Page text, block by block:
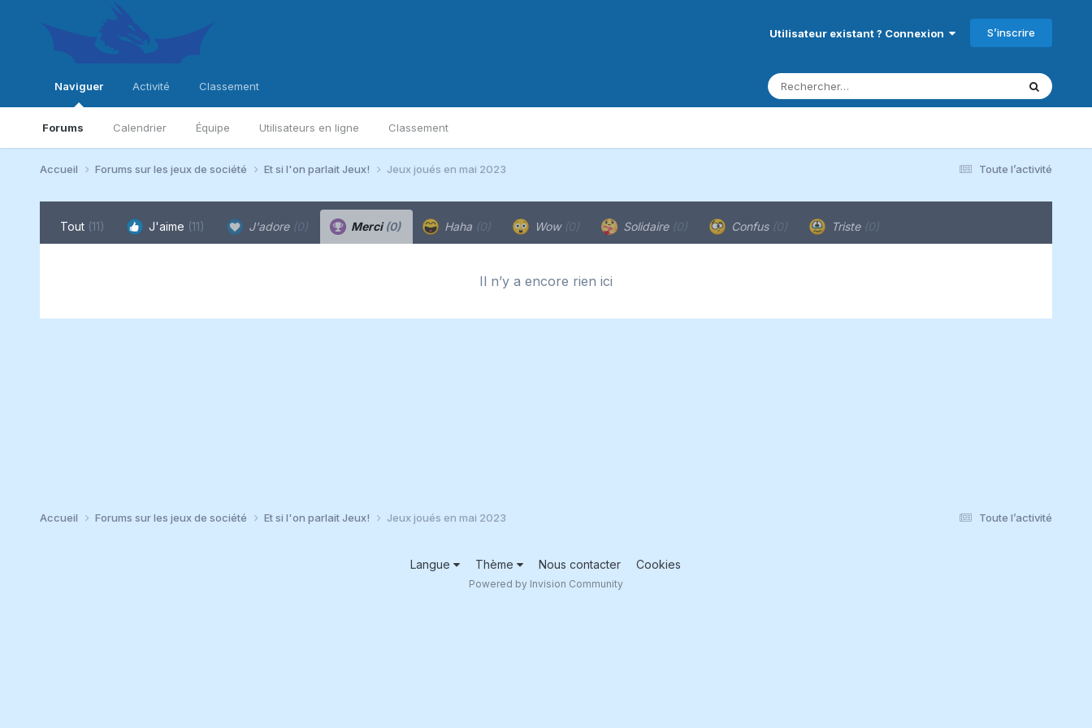
Utilisateur existant ? Connexion S’inscrire
Naviguer
Forums Calendrier Équipe Utilisateurs en ligne Classement
Activité Classement
Toute l’activité
Accueil Forums sur les jeux de société Et si l'on parlait Jeux! Jeux joués en mai 2023
Tout (11) J'aime (11) J'adore (0) Merci(0) Haha (0) Wow (0) Solidaire (0) Confus (0) Triste (0)
Il n’y a encore rien ici
Toute l’activité
Accueil Forums sur les jeux de société Et si l'on parlait Jeux! Jeux joués en mai 2023
Langue Thème Nous contacter Cookies
Powered by Invision Community